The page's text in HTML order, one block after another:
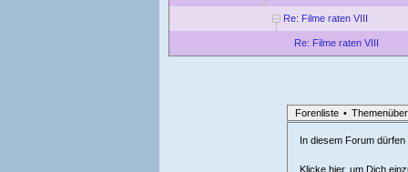
Re: Filme raten VIII
Re: Filme raten VIII
Forenliste •
In diesem Forum
Klicke hier, um Dich